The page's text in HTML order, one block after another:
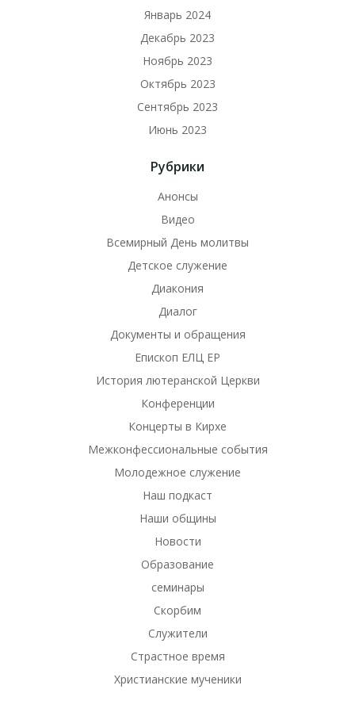
Январь 2024
Декабрь 2023
Ноябрь 2023
Октябрь 2023
Сентябрь 2023
Июнь 2023
Рубрики
Анонсы
Видео
Всемирный День молитвы
Детское служение
Диакония
Диалог
Документы и обращения
Епископ ЕЛЦ ЕР
История лютеранской Церкви
Конференции
Концерты в Кирхе
Межконфессиональные события
Молодежное служение
Наш подкаст
Наши общины
Новости
Образование
семинары
Скорбим
Служители
Страстное время
Христианские мученики